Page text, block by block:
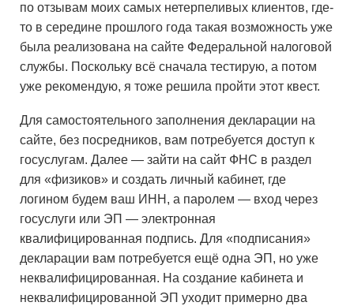
по отзывам моих самых нетерпеливых клиентов, где-
то в середине прошлого года такая возможность уже
была реализована на сайте Федеральной налоговой
службы. Поскольку всё сначала тестирую, а потом
уже рекомендую, я тоже решила пройти этот квест.
Для самостоятельного заполнения декларации на
сайте, без посредников, вам потребуется доступ к
госуслугам. Далее — зайти на сайт ФНС в раздел
для «физиков» и создать личный кабинет, где
логином будем ваш ИНН, а паролем — вход через
госуслуги или ЭП — электронная
квалифицированная подпись. Для «подписания»
декларации вам потребуется ещё одна ЭП, но уже
неквалифицированная. На создание кабинета и
неквалифицированной ЭП уходит примерно два